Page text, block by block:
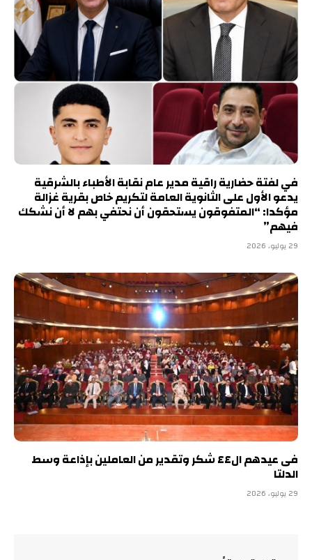
في لفتة حضارية راقية مدير عام نقابة الأطباء بالشرقية
يدعو الأول على الثانوية العامة لتكريم خاص بقرية غزالة
مؤكدا: “المتفوقون يستحقون أن نحتفي بهم لا أن نشكك
فيهم”
29 يوليو، 2026
فى عيدهم ال٤٤ شكر وتقدير من العاملين بإذاعة وسط
الدلتا
29 يوليو، 2026